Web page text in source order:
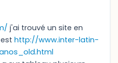
j'ai trouvé un site en
http://www.inter-latin-